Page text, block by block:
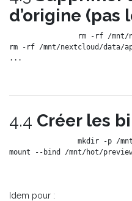
d’origine (pas
rm -rf /mnt/
rm -rf /mnt/nextcloud/data/
4.4 Créer les
mkdir -p /
Idem pour :